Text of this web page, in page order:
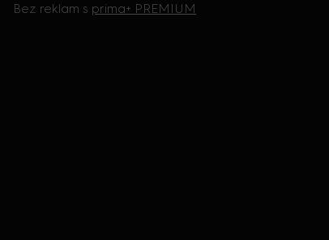
Bez reklam s prima+ PREMIUM